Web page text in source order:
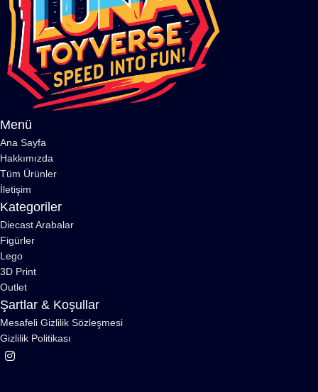
Menü
Ana Sayfa
Hakkımızda
Tüm Ürünler
İletişim
Kategoriler
Diecast Arabalar
Figürler
Lego
3D Print
Outlet
Şartlar & Koşullar
Mesafeli Gizlilik Sözleşmesi
Gizlilik Politikası